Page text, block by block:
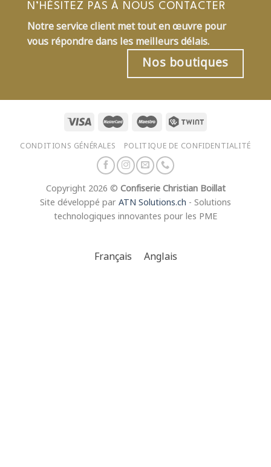
N’HÉSITEZ PAS À NOUS CONTACTER
Notre service client met tout en œuvre pour
vous répondre dans les meilleurs délais.
Nos boutiques
CONDITIONS GÉNÉRALES POLITIQUE DE CONFIDENTIALITÉ
Copyright 2026 © Confiserie Christian Boillat
Site développé par ATN Solutions.ch - Solutions
technologiques innovantes pour les PME
Français Anglais